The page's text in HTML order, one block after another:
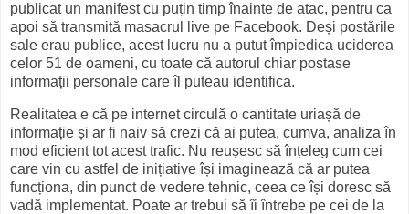
publicat un manifest cu puțin timp înainte de atac, pentru ca
apoi să transmită masacrul live pe Facebook. Deși postările
sale erau publice, acest lucru nu a putut împiedica uciderea
celor 51 de oameni, cu toate că autorul chiar postase
informații personale care îl puteau identifica.
Realitatea e că pe internet circulă o cantitate uriașă de
informație și ar fi naiv să crezi că ai putea, cumva, analiza în
mod eficient tot acest trafic. Nu reușesc să înțeleg cum cei
care vin cu astfel de inițiative își imaginează că ar putea
funcționa, din punct de vedere tehnic, ceea ce își doresc să
vadă implementat. Poate ar trebui să îi întrebe pe cei de la